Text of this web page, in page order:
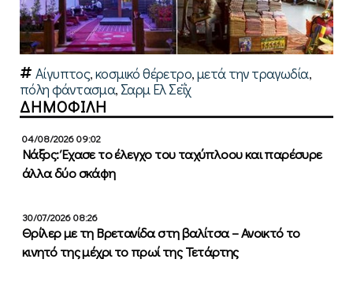
Αίγυπτος,κοσμικό θέρετρο,μετά την τραγωδία,
πόλη φάντασμα, Σαρμ Ελ Σεΐχ
ΔΗΜΟΦΙΛΗ
04/08/2026 09:02
Νάξος: Έχασε το έλεγχο του ταχύπλοου και παρέσυρε
άλλα δύο σκάφη
30/07/2026 08:26
Θρίλερ με τη Βρετανίδα στη βαλίτσα – Ανοικτό το
κινητό της μέχρι το πρωί της Τετάρτης